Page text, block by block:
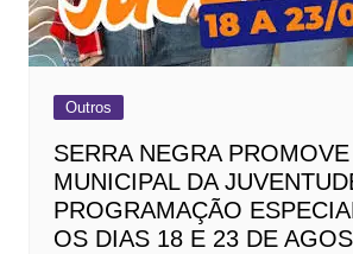
Outros
SERRA NEGRA
MUNICIPAL DA
PROGRAMAÇÃO
OS DIAS 18 E 23 DE